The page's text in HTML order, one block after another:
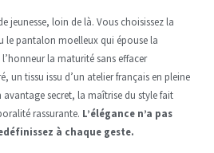
jeunesse, loin de là. Vous choisissez la
le pantalon moelleux qui épouse la
la maturité sans effacer
un tissu issu d’un atelier français en pleine
avantage secret, la maîtrise du style fait
rassurante. L’élégance n’a pas
à chaque geste.